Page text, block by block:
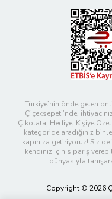
Türkiye’nin önde gelen
Çiçeksepeti’nde,
Çikolata, Hediye, Kişiye
kategoride aradığınız
kapınıza getiriyoruz! Siz
kendiniz için sipariş
dünyasıyla
Copyright © 2026